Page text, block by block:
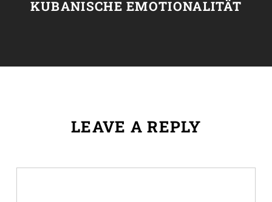
KUBANISCHE EMOTIONALITÄT
LEAVE A REPLY